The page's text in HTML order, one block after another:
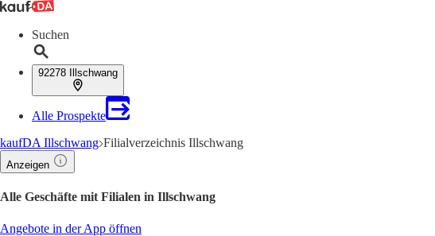
Suchen
92278 Illschwang
Alle Prospekte
kaufDA Illschwang Filialverzeichnis Illschwang
Anzeigen
Alle Geschäfte mit Filialen in Illschwang
Angebote in der App öffnen